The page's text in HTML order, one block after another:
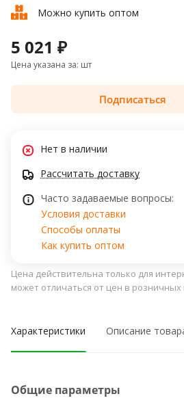
Можно купить оптом
5 021 ₽
Цена указана за: шт
Подписаться
Нет в наличии
Рассчитать доставку
Часто задаваемые вопросы:
Условия доставки
Способы оплаты
Как купить оптом
Цена действительна только для
может отличаться от цен в розничных
Характеристики Описание
Общие параметры